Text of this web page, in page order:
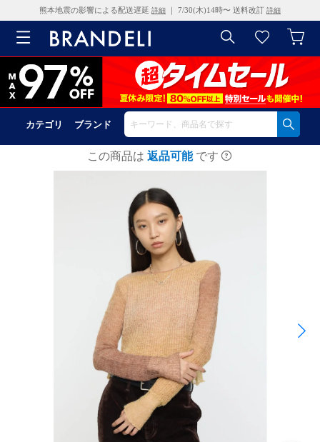
熊本地震の影響による配送遅延 詳細 ｜ 7/30(木)14時〜 送料改訂 詳細
カテゴリ ブランド
この商品は 返品可能 です